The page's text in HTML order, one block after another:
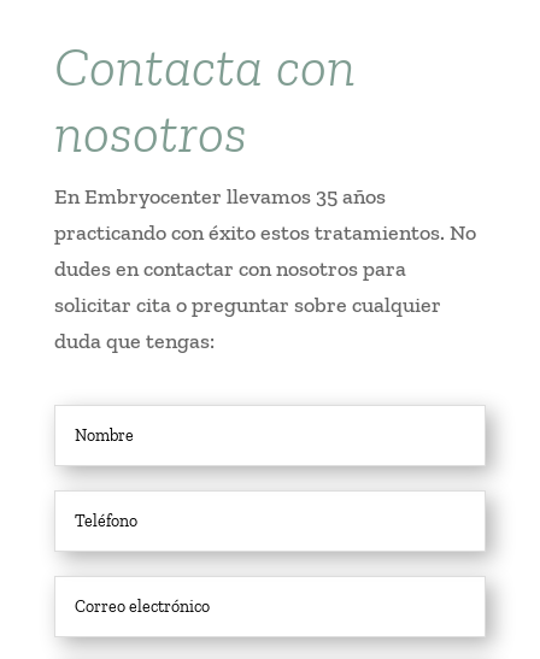
Contacta con
nosotros
En Embryocenter llevamos 35 años
practicando con éxito estos tratamientos. No
dudes en contactar con nosotros para
solicitar cita o preguntar sobre cualquier
duda que tengas: